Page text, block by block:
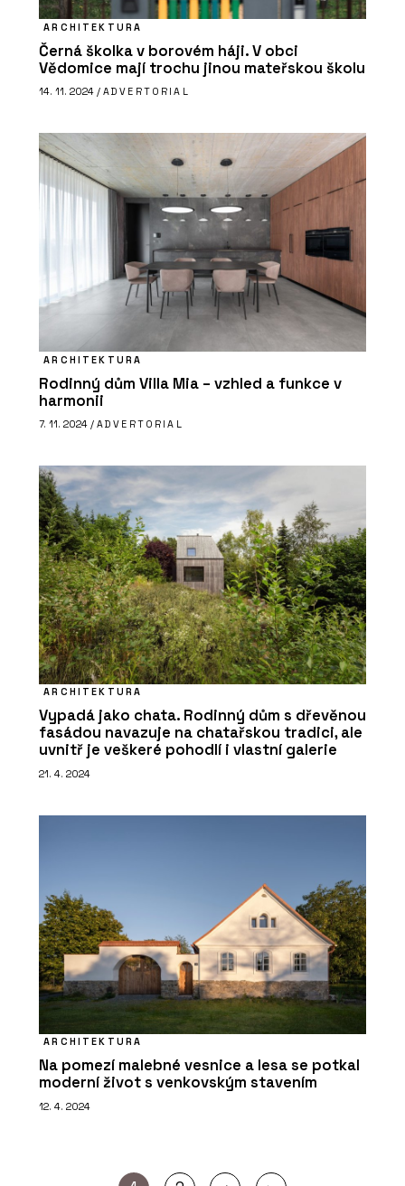
ARCHITEKTURA
Černá školka v borovém háji. V obci
Vědomice mají trochu jinou mateřskou školu
14. 11. 2024 / ADVERTORIAL
ARCHITEKTURA
Rodinný dům Villa Mia – vzhled a funkce v
harmonii
7. 11. 2024 / ADVERTORIAL
ARCHITEKTURA
Vypadá jako chata. Rodinný dům s dřevěnou
fasádou navazuje na chatařskou tradici, ale
uvnitř je veškeré pohodlí i vlastní galerie
21. 4. 2024
ARCHITEKTURA
Na pomezí malebné vesnice a lesa se potkal
moderní život s venkovským stavením
12. 4. 2024